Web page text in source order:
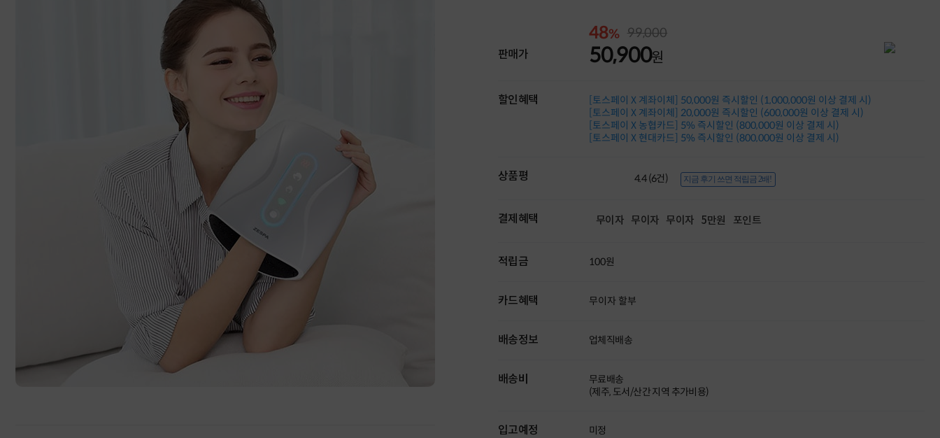
적립금 3% 페이백
시스코 스위칭허브
누적 금액 별
적립금 페이백!
삼성모니터 여름맞이
특별 할인 이벤트
판매가
48% 99,000
50,900원
할인혜택
[토스페이 X 계좌이체] 50,000원 즉시할인 (1,000,000원 이상 결제 시)
[토스페이 X 계좌이체] 20,000원 즉시할인 (600,000원 이상 결제 시)
[토스페이 X 농협카드] 5% 즉시할인 (800,000원 이상 결제 시)
[토스페이 X 현대카드] 5% 즉시할인 (800,000원 이상 결제 시)
상품평 4.4 (6건) 지금 후기 쓰면 적립금 2배!
결제혜택 무이자 무이자 무이자 5만원 포인트
적립금 100원
카드혜택 무이자 할부
배송정보 업체직배송
배송비
무료배송
(제주, 도서/산간 지역 추가비용)
입고예정 미정